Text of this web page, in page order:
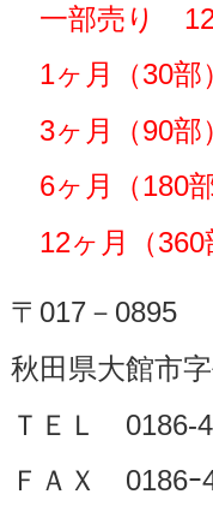
一部売り
1ヶ月（30
3ヶ月（90
6ヶ月（180
12ヶ月（
〒017－0895
秋田県大館市
ＴＥＬ 0186-
ＦＡＸ 0186ｰ